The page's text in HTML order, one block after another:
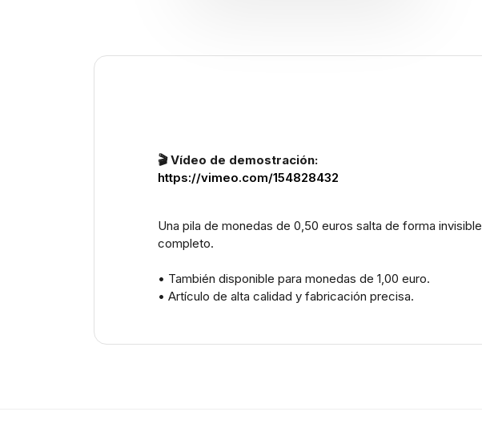
🎬 Vídeo de demostración:
https://vimeo.com/154828432
Una pila de monedas de 0,50 euros salta de forma
completo.
• También disponible para monedas de 1,00 euro.
• Artículo de alta calidad y fabricación precisa.